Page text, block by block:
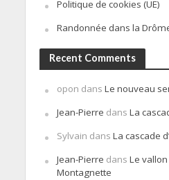
Politique de cookies (UE)
Randonnée dans la
Recent Comments
opon dans Le nouveau
Jean-Pierre dans La
Sylvain dans La cascade
Jean-Pierre dans Le
Montagnette